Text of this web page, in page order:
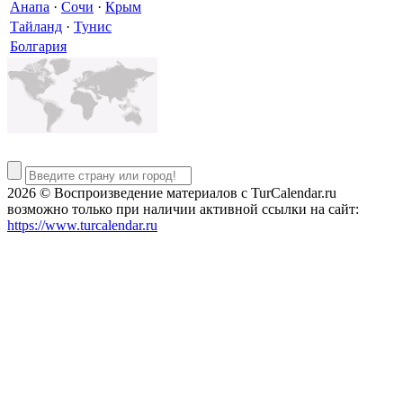
Анапа · Сочи · Крым
Тайланд · Тунис
Болгария
2026 © Воспроизведение материалов c TurCalendar.ru
возможно только при наличии активной ссылки на сайт:
https://www.turcalendar.ru